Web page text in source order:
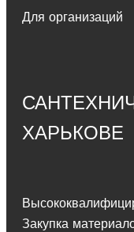
Для организаций
ХАРЬКОВЕ
Закупка